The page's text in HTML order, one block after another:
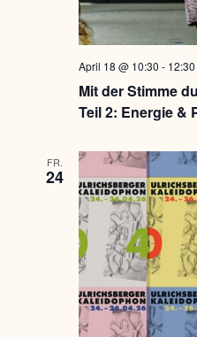
Mit der Stimme
Teil 2: Energie &
April 18 @ 10:30 - 12:30
FR.
24